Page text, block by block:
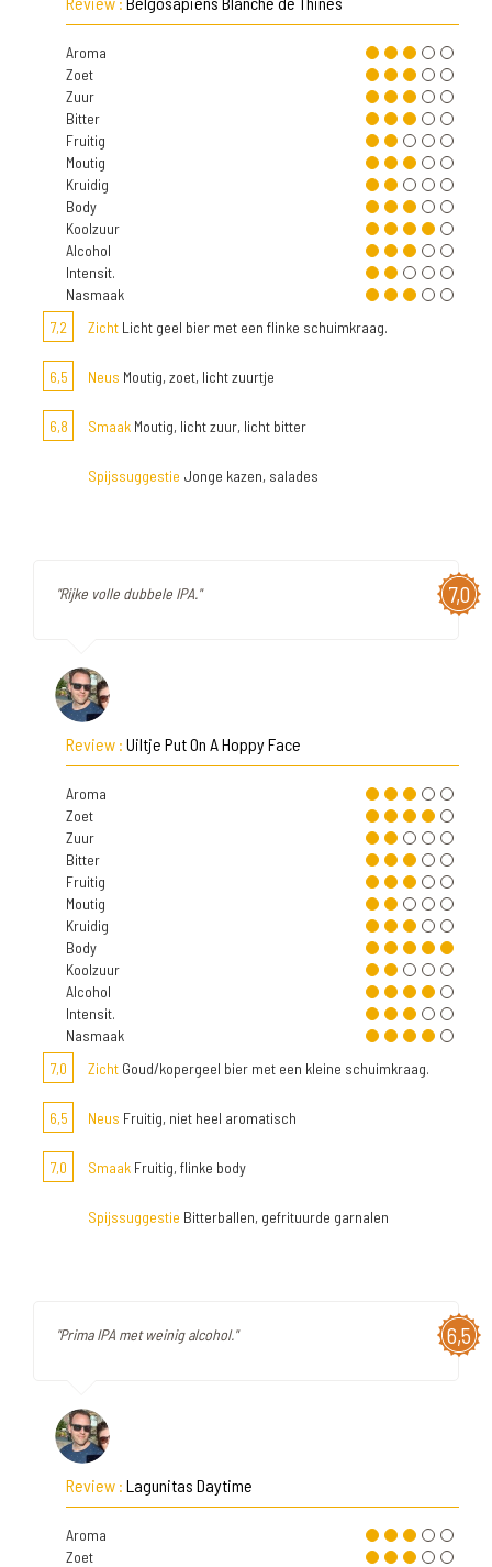
Aroma
Zoet
Zuur
Bitter
Fruitig
Moutig
Kruidig
Body
Koolzuur
Alcohol
Intensit.
Nasmaak
7,2
Zicht Licht geel bier met een flinke schuimkraag.
6,5 Neus Moutig, zoet, licht zuurtje
6,8 Smaak Moutig, licht zuur, licht bitter
Spijssuggestie Jonge kazen, salades
7,0
"Rijke volle dubbele IPA."
Review : Uiltje Put On A Hoppy Face
Aroma
Zoet
Zuur
Bitter
Fruitig
Moutig
Kruidig
Body
Koolzuur
Alcohol
Intensit.
Nasmaak
7,0
Zicht Goud/kopergeel bier met een kleine schuimkraag.
6,5 Neus Fruitig, niet heel aromatisch
7,0 Smaak Fruitig, flinke body
Spijssuggestie Bitterballen, gefrituurde garnalen
6,5
"Prima IPA met weinig alcohol."
Review : Lagunitas Daytime
Aroma
Zoet